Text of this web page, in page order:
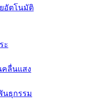
อัตโนมัติ
ะ
คลื่นแสง
นธุกรรม